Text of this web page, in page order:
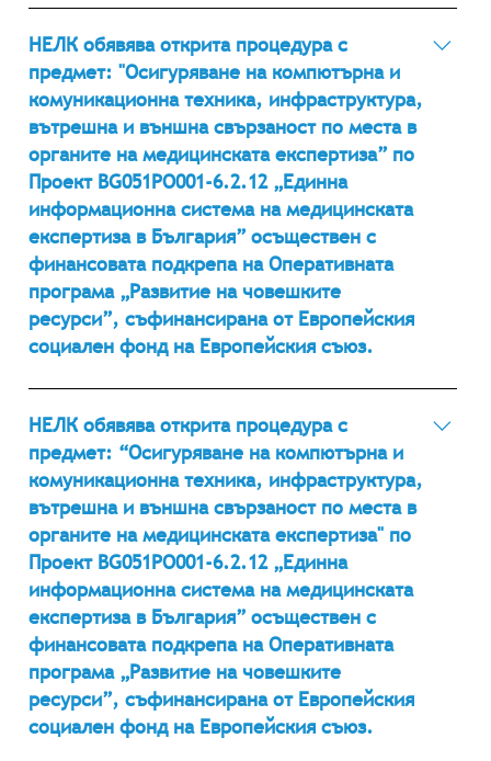
17.02.2014 г. Номер в Регистъра на обществените
поръчки на Агенцията за обществени поръчки
(АОП) 02755-2014-0001 ЛИНК в АОП
НЕЛК обявява открита процедура с
предмет: "Осигуряване на компютърна и
комуникационна техника, инфраструктура,
вътрешна и външна свързаност по места в
органите на медицинската експертиза” по
Проект BG051PO001-6.2.12 „Единна
информационна система на медицинската
експертиза в България” осъществен с
финансовата подкрепа на Оперативната
програма „Развитие на човешките
ресурси”, съфинансирана от Европейския
социален фонд на Европейския съюз.
28.03.2013 г. Номер в Регистъра на обществените
поръчки на Агенцията за обществени поръчки
(АОП) 02755-2013-0001 ЛИНК в АОП
НЕЛК обявява открита процедура с
предмет: “Осигуряване на компютърна и
комуникационна техника, инфраструктура,
вътрешна и външна свързаност по места в
органите на медицинската експертиза" по
Проект BG051PO001-6.2.12 „Единна
информационна система на медицинската
експертиза в България” осъществен с
финансовата подкрепа на Оперативната
програма „Развитие на човешките
ресурси”, съфинансирана от Европейския
социален фонд на Европейския съюз.